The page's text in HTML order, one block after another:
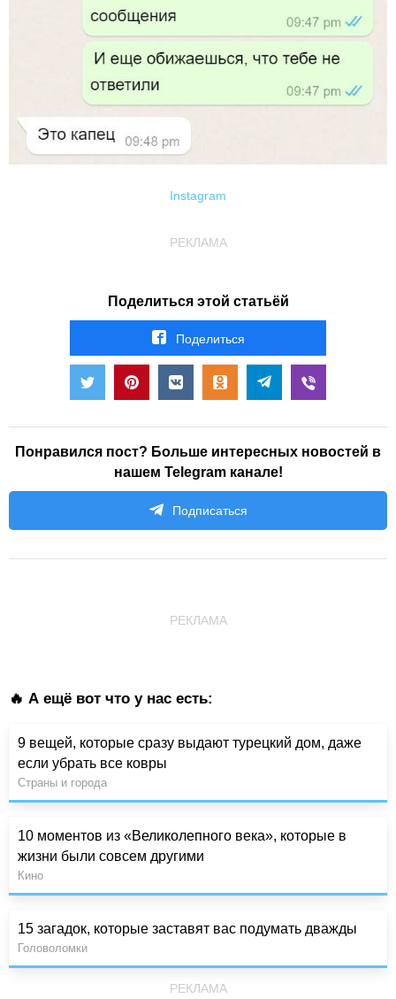
Instagram
РЕКЛАМА
Поделиться этой статьёй
Поделиться
Понравился пост? Больше интересных новостей в
нашем Telegram канале!
Подписаться
РЕКЛАМА
🔥 А ещё вот что у нас есть:
9 вещей, которые сразу выдают турецкий дом, даже
если убрать все ковры
Страны и города
10 моментов из «Великолепного века», которые в
жизни были совсем другими
Кино
15 загадок, которые заставят вас подумать дважды
Головоломки
РЕКЛАМА